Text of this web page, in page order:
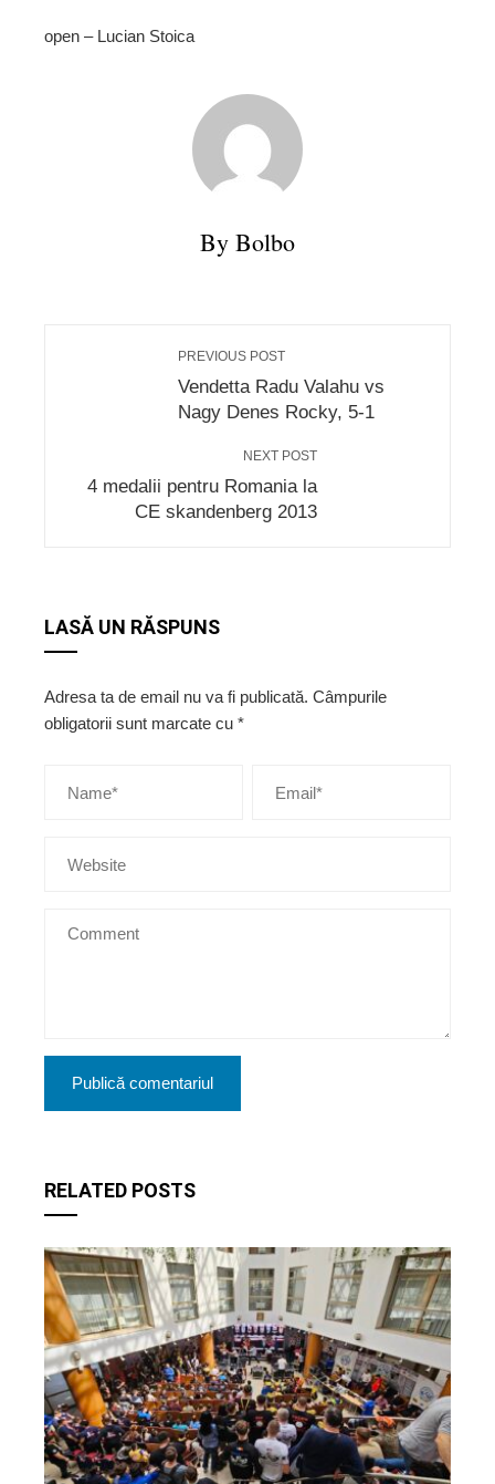
open – Lucian Stoica
By Bolbo
PREVIOUS POST
Vendetta Radu Valahu vs
Nagy Denes Rocky, 5-1
NEXT POST
4 medalii pentru Romania la
CE skandenberg 2013
LASĂ UN RĂSPUNS
Adresa ta de email nu va fi publicată. Câmpurile
obligatorii sunt marcate cu *
RELATED POSTS